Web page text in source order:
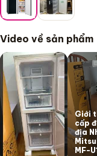
Video về sản phẩm
Giới
cấp
địa
MF-